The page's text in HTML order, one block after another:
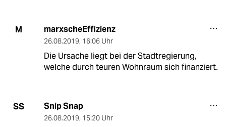
M marxscheEffizienz
26.08.2019, 16:06 Uhr
Die Ursache liegt bei der Stadtregierung,
welche durch teuren Wohnraum sich finanziert.
SS Snip Snap
26.08.2019, 15:20 Uhr